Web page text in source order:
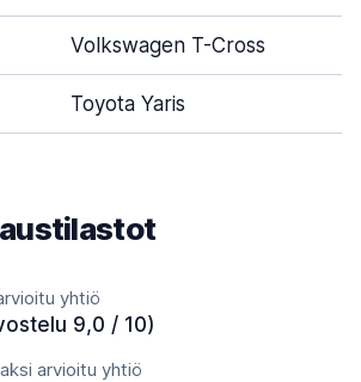
Volkswagen T-Cross
Toyota Yaris
yhtiö
9,0 / 10)
arvioitu yhtiö